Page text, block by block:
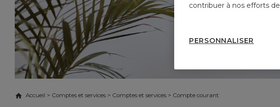
Accueil > Comptes et services> Comptes et services> Compte courant
contribuer à nos efforts
PERSONNALISER